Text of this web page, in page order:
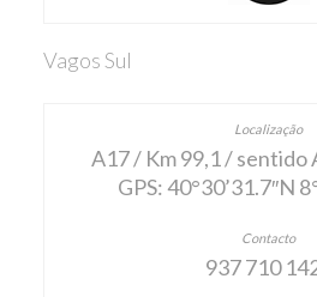
Vagos Sul
A17 / Km 99,1 /
GPS: 40°30’31.7″N
937 710